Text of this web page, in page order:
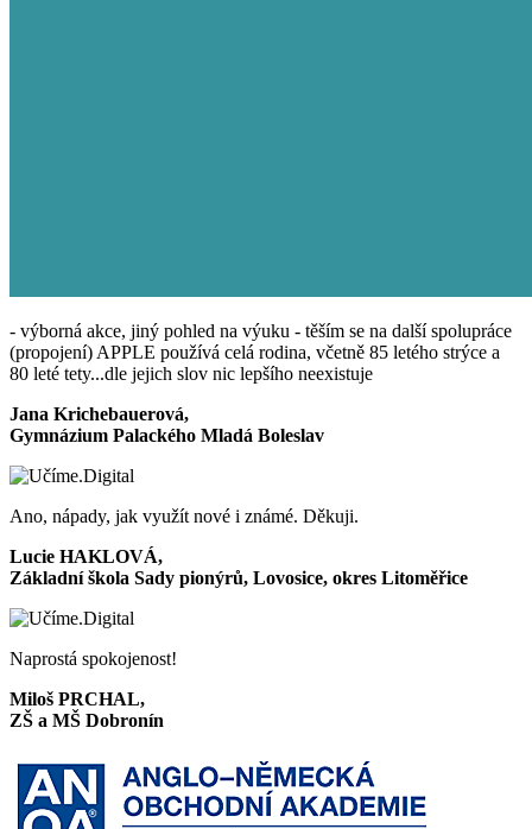
- výborná akce, jiný pohled na výuku - těším se na další spolupráce
(propojení) APPLE používá celá rodina, včetně 85 letého strýce a
80 leté tety...dle jejich slov nic lepšího neexistuje
Jana Krichebauerová,
Gymnázium Palackého Mladá Boleslav
Ano, nápady, jak využít nové i známé. Děkuji.
Lucie HAKLOVÁ,
Základní škola Sady pionýrů, Lovosice, okres Litoměřice
Naprostá spokojenost!
Miloš PRCHAL,
ZŠ a MŠ Dobronín